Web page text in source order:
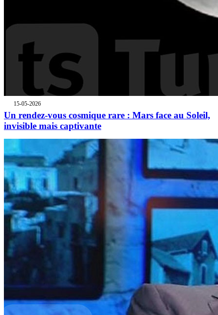
15-05-2026
Un rendez-vous cosmique rare : Mars face au Soleil,
invisible mais captivante